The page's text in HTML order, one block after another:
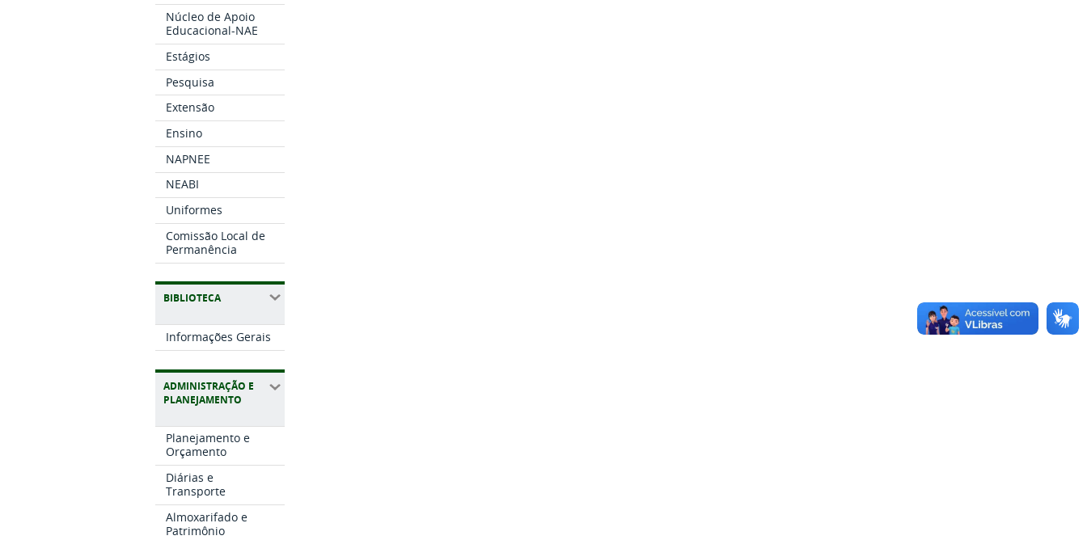
Núcleo de Apoio
Educacional-NAE
Estágios
Pesquisa
Extensão
Ensino
NAPNEE
NEABI
Uniformes
Comissão Local de
Permanência
BIBLIOTECA
Informações Gerais
ADMINISTRAÇÃO E
PLANEJAMENTO
Planejamento e
Orçamento
Diárias e
Transporte
Almoxarifado e
Patrimônio